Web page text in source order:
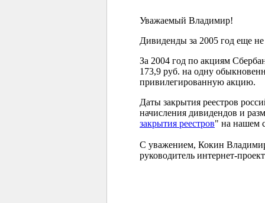
Уважаемый Владимир!
Дивиденды за 2005 год еще
За 2004 год по акциям
173,9 руб. на одну
привилегированную акцию.
Даты закрытия реестров
начисления дивидендов и
закрытия реестров" на нашем
С уважением, Кокин
руководитель интернет-